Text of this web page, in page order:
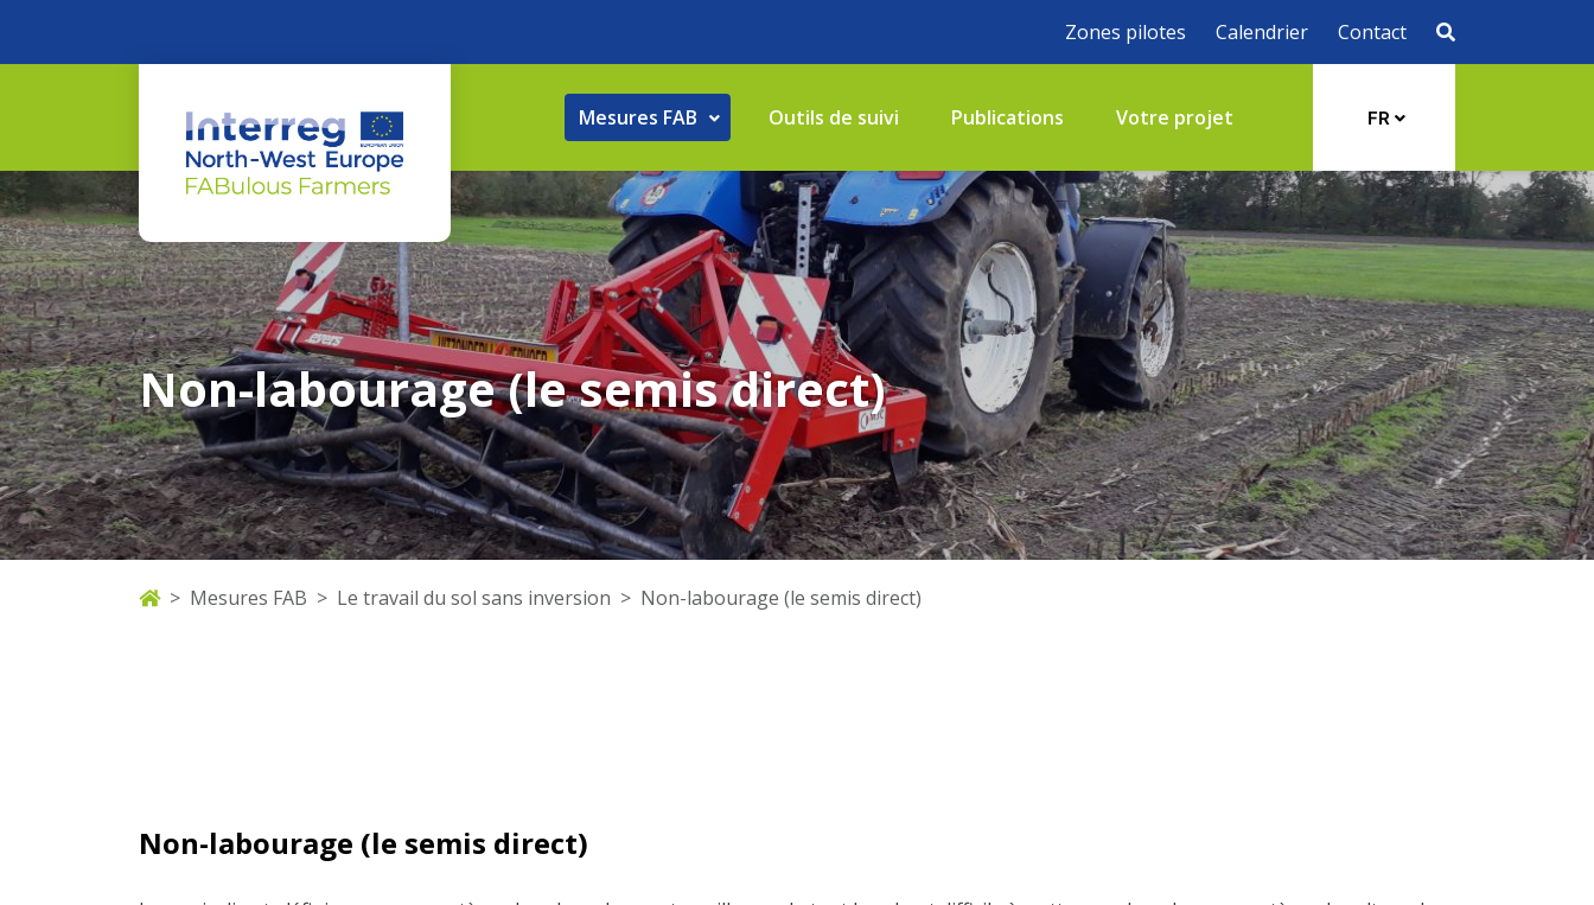
Zones pilotes Calendrier Contact
Mesures FAB Outils de suivi Publications Votre projet FR
Non-labourage (le semis direct)
Mesures FAB Le travail du sol sans inversion Non-labourage (le semis direct)
Non-labourage (le semis direct)